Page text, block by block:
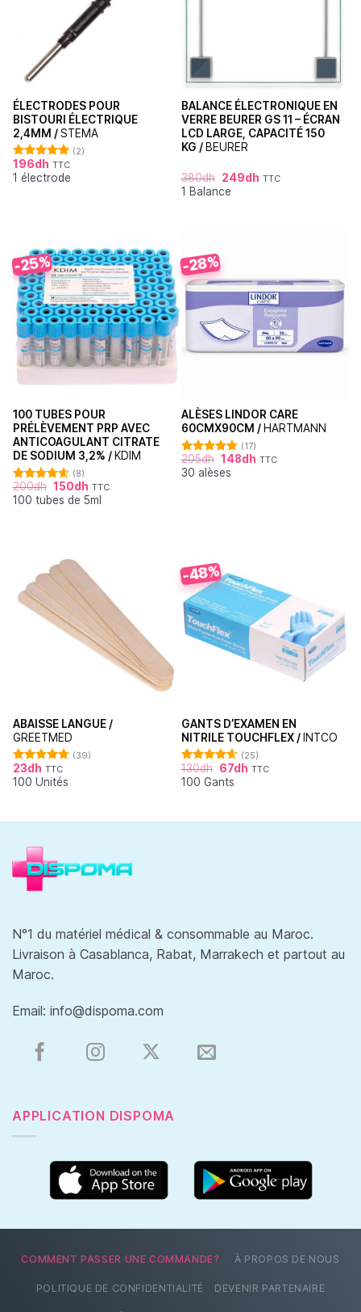
ÉLECTRODES POUR
BISTOURI ÉLECTRIQUE
2,4MM /STEMA
Note5.00
sur 5
(2)
196dh TTC
1 électrode
BALANCE ÉLECTRONIQUE EN
VERRE BEURER GS 11 – ÉCRAN
LCD LARGE, CAPACITÉ 150
KG / BEURER
380dh 249dh TTC
1 Balance
-25%
100 TUBES POUR
PRÉLÈVEMENT PRP AVEC
ANTICOAGULANT CITRATE
DE SODIUM 3,2% / KDIM
Note4.63
sur 5
(8)
200dh 150dh TTC
100 tubes de 5ml
-28%
ALÈSES LINDOR CARE
60CMX90CM / HARTMANN
Note4.76
sur 5
(17)
205dh 148dh TTC
30 alèses
ABAISSE LANGUE /
GREETMED
Note4.79
sur 5
(39)
23dh TTC
100 Unités
-48%
GANTS D’EXAMEN EN
NITRILE TOUCHFLEX / INTCO
Note4.60
sur 5
(25)
130dh 67dh TTC
100 Gants
N°1 du matériel médical & consommable au Maroc.
Livraison à Casablanca, Rabat, Marrakech et partout au
Maroc.
Email: info@dispoma.com
APPLICATION DISPOMA
COMMENT PASSER UNE COMMANDE? À PROPOS DE NOUS
POLITIQUE DE CONFIDENTIALITÉ DEVENIR PARTENAIRE